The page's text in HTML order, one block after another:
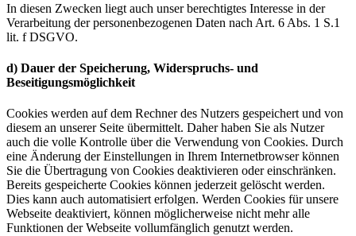
In diesen Zwecken liegt auch unser berechtigtes Interesse in der
Verarbeitung der personenbezogenen Daten nach Art. 6 Abs. 1 S.1
lit. f DSGVO.
d) Dauer der Speicherung, Widerspruchs- und
Beseitigungsmöglichkeit
Cookies werden auf dem Rechner des Nutzers gespeichert und von
diesem an unserer Seite übermittelt. Daher haben Sie als Nutzer
auch die volle Kontrolle über die Verwendung von Cookies. Durch
eine Änderung der Einstellungen in Ihrem Internetbrowser können
Sie die Übertragung von Cookies deaktivieren oder einschränken.
Bereits gespeicherte Cookies können jederzeit gelöscht werden.
Dies kann auch automatisiert erfolgen. Werden Cookies für unsere
Webseite deaktiviert, können möglicherweise nicht mehr alle
Funktionen der Webseite vollumfänglich genutzt werden.